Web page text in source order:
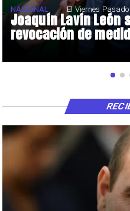
Joaquín Lavín
revocación de
NACIONAL El Viernes